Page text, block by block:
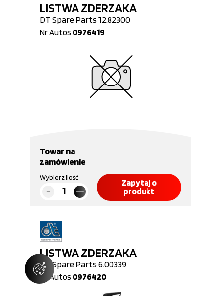
LISTWA ZDERZAKA
DT Spare Parts 12.82300
Nr Autos 0976419
Towar na
zamówienie
Wybierz ilość
Zapytaj o
produkt
LISTWA ZDERZAKA
DT Spare Parts 6.00339
Nr Autos 0976420